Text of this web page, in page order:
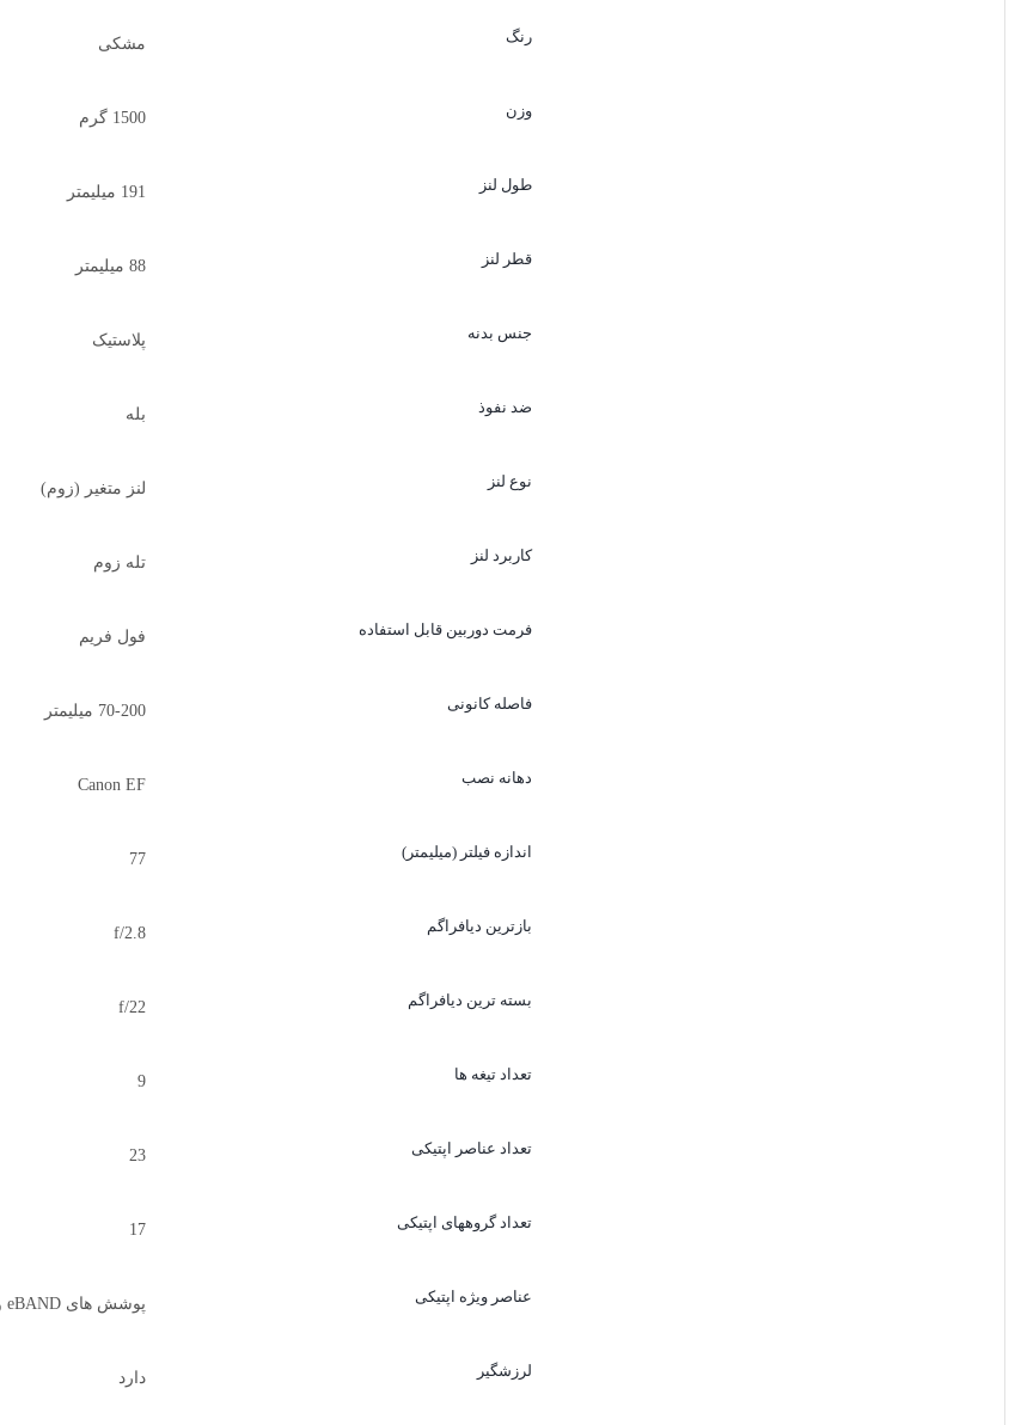
رنگ مشکی
وزن 1500 گرم
طول لنز 191 میلیمتر
قطر لنز 88 میلیمتر
جنس بدنه پلاستیک
ضد نفوذ بله
نوع لنز لنز متغیر (زوم)
کاربرد لنز تله زوم
فرمت دوربین قابل استفاده فول فریم
فاصله کانونی 70-200 میلیمتر
دهانه نصب Canon EF
اندازه فیلتر (میلیمتر) 77
بازترین دیافراگم f/2.8
بسته ترین دیافراگم f/22
تعداد تیغه ها 9
تعداد عناصر اپتیکی 23
تعداد گروههای اپتیکی 17
عناصر ویژه اپتیکی پوشش های eBAND و فلوئور XLD، عناصر LD
لرزشگیر دارد